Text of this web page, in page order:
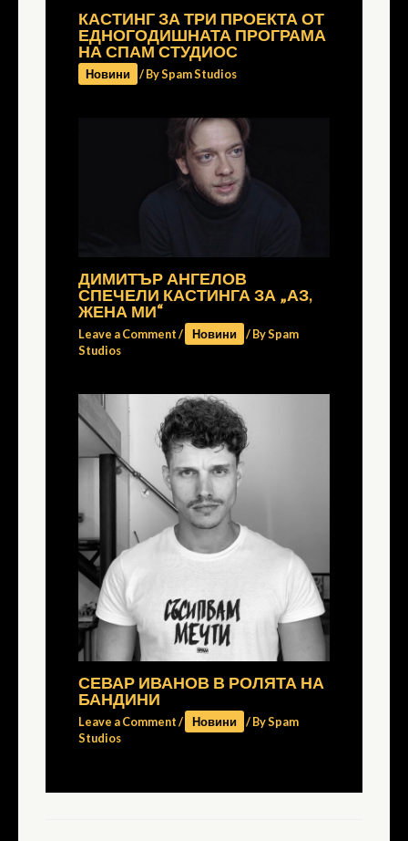
КАСТИНГ ЗА ТРИ ПРОЕКТА ОТ
ЕДНОГОДИШНАТА ПРОГРАМА
НА СПАМ СТУДИОС
Новини / BySpam Studios
ДИМИТЪР АНГЕЛОВ
СПЕЧЕЛИ КАСТИНГА ЗА „АЗ,
ЖЕНА МИ“
Leave a Comment/ Новини / BySpam
Studios
СЕВАР ИВАНОВ В РОЛЯТА НА
БАНДИНИ
Leave a Comment/ Новини / BySpam
Studios